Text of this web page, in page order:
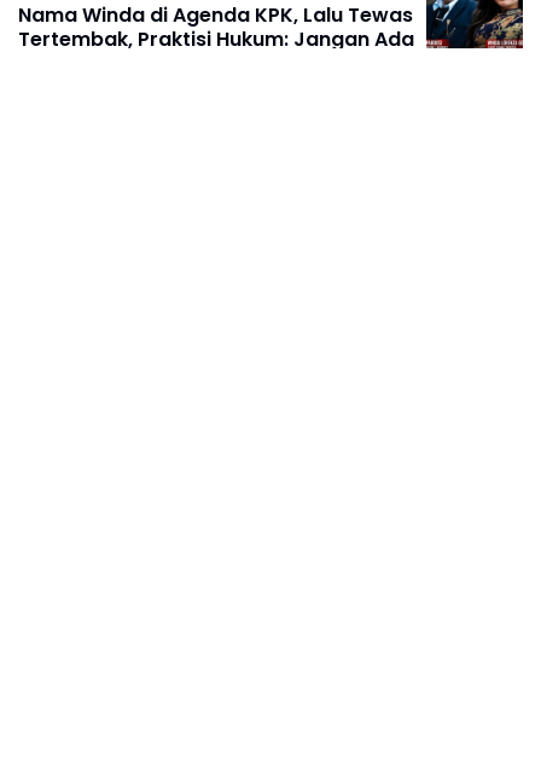
Nama Winda di Agenda KPK, Lalu Tewas
Tertembak, Praktisi Hukum: Jangan Ada